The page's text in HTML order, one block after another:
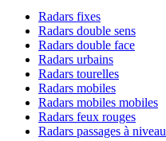
Radars fixes
Radars double sens
Radars double face
Radars urbains
Radars tourelles
Radars mobiles
Radars mobiles mobiles
Radars feux rouges
Radars passages à niveau